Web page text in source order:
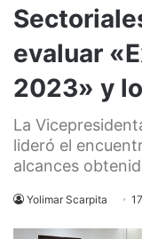
evaluar
2023» y
La
lideró el
alcances
Yolimar Scarpita